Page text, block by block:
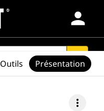
person
search
more_vert
Outils Présentation